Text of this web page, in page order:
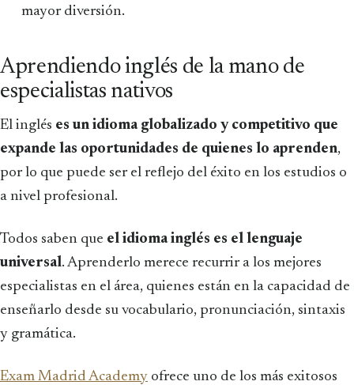
mayor diversión.
Aprendiendo inglés de la mano de
especialistas nativos
El inglés es un idioma globalizado y competitivo que
expande las oportunidades de quienes lo aprenden,
por lo que puede ser el reflejo del éxito en los estudios o
a nivel profesional.
Todos saben que el idioma inglés es el lenguaje
universal. Aprenderlo merece recurrir a los mejores
especialistas en el área, quienes están en la capacidad de
enseñarlo desde su vocabulario, pronunciación, sintaxis
y gramática.
Exam Madrid Academy ofrece uno de los más exitosos